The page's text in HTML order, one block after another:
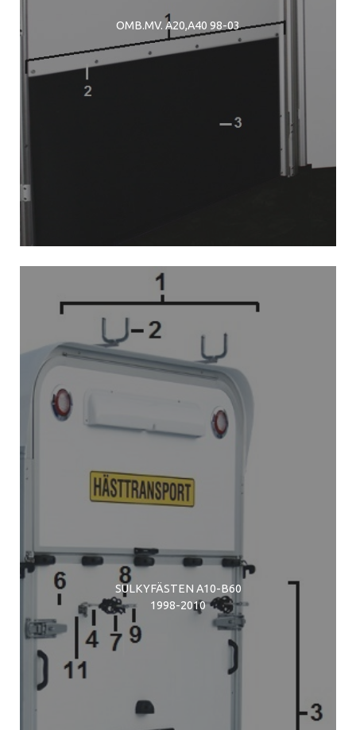
OMB.MV. A20,A40 98-03
SULKYFÄSTEN A10-B60
1998-2010